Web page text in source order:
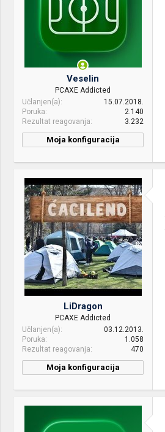
Veselin
PCAXE Addicted
Učlanjen(a)
15.07.2018.
Poruka
2.140
Rezultat reagovanja
3.232
Moja konfiguracija
LiDragon
PCAXE Addicted
Učlanjen(a)
03.12.2013.
Poruka
1.058
Rezultat reagovanja
470
Moja konfiguracija